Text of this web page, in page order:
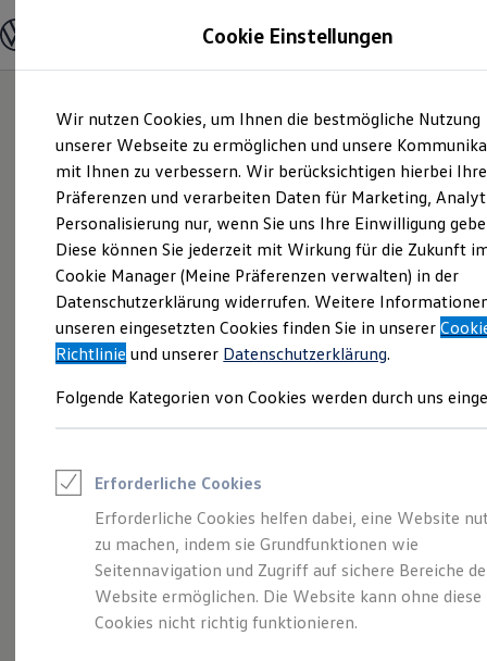
Hauptinhalt
springen
Footer
springen
Modelle und Konfigurator
Modelle vergleichen
Elektroautos
ENERGY Sondermodelle
Nutzfahrzeuge
SUV und CUV
Familienautos
Kombis
Kompaktwagen
Sportwagen
Schnell verfügbare Fahrzeuge
Angebote und Produkte
Aktuelle Angebote
E-Auto-Förderung
Volkswagen Marktplatz
Junge Gebrauchtwagen und Gebrauchtwagen
Saisonangebote
Leasing
Leasing-Angebote
Gebrauchtwagen Leasing
Junge Gebrauchtwagen-Leasing
Elektroauto Leasing
Kleinwagen-Leasing
Leasing ohne Anzahlung
Größer. Entspannter.
Reichweiter. Der ID.7.
Cookie Einstellungen
Wir nutzen Cookies, um Ihnen die bestmögliche Nutzung
unserer Webseite zu ermöglichen und unsere
mit Ihnen zu verbessern. Wir berücksichtigen hierbei Ihre
Präferenzen und verarbeiten Daten für Marketing,
Personalisierung nur, wenn Sie uns Ihre Einwilligung
Diese können Sie jederzeit mit Wirkung für die Zukunft
Cookie Manager (Meine Präferenzen verwalten) in der
Datenschutzerklärung widerrufen. Weitere
unseren eingesetzten Cookies finden Sie in unserer
Richtlinie und unserer Datenschutzerklärung.
Folgende Kategorien von Cookies werden durch uns
Erforderliche Cookies
Erforderliche Cookies helfen dabei, eine Website
zu machen, indem sie Grundfunktionen wie
Seitennavigation und Zugriff auf sichere Bereiche
Website ermöglichen. Die Website kann ohne diese
Cookies nicht richtig funktionieren.